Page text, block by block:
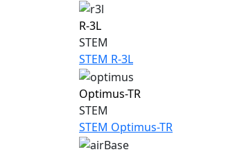
R-3L
STEM
STEM R-3L
Optimus-TR
STEM
STEM Optimus-TR